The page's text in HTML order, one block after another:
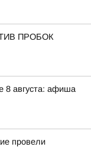
ПРОБОК
8 августа: афиша
провели